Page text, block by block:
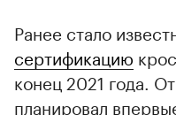
Ранее стало
сертификацию
конец 2021 года.
планировал